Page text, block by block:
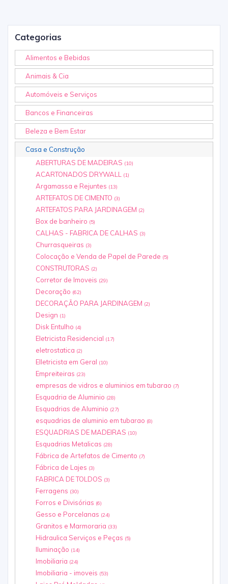
Categorias
Alimentos e Bebidas
Animais & Cia
Automóveis e Serviços
Bancos e Financeiras
Beleza e Bem Estar
Casa e Construção
ABERTURAS DE MADEIRAS (10)
ACARTONADOS DRYWALL (1)
Argamassa e Rejuntes (13)
ARTEFATOS DE CIMENTO (3)
ARTEFATOS PARA JARDINAGEM (2)
Box de banheiro (5)
CALHAS - FABRICA DE CALHAS (3)
Churrasqueiras (3)
Colocação e Venda de Papel de Parede (5)
CONSTRUTORAS (2)
Corretor de Imoveis (29)
Decoração (62)
DECORAÇÃO PARA JARDINAGEM (2)
Design (1)
Disk Entulho (4)
Eletricista Residencial (17)
eletrostatica (2)
Elletricista em Geral (10)
Empreiteiras (23)
empresas de vidros e aluminios em tubarao (7)
Esquadria de Aluminio (28)
Esquadrias de Aluminio (27)
esquadrias de aluminio em tubarao (8)
ESQUADRIAS DE MADEIRAS (10)
Esquadrias Metalicas (28)
Fábrica de Artefatos de Cimento (7)
Fábrica de Lajes (3)
FABRICA DE TOLDOS (3)
Ferragens (30)
Forros e Divisórias (6)
Gesso e Porcelanas (24)
Granitos e Marmoraria (33)
Hidraulica Serviços e Peças (5)
Iluminação (14)
Imobiliaria (24)
Imobiliaria - imoveis (53)